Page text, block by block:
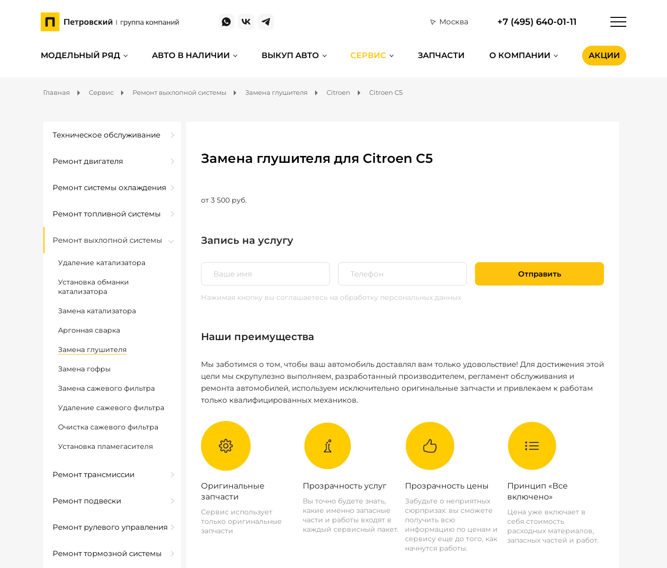
Москва +7 (495) 640-01-11
МОДЕЛЬНЫЙ РЯД АВТО В НАЛИЧИИ ВЫКУП АВТО СЕРВИС ЗАПЧАСТИ О КОМПАНИИ АКЦИИ
Главная Сервис Ремонт выхлопной системы Замена глушителя Citroen Citroen C5
Техническое обслуживание
Ремонт двигателя
Ремонт системы охлаждения
Ремонт топливной системы
Ремонт выхлопной системы
Удаление катализатора
Установка обманки
катализатора
Замена катализатора
Аргонная сварка
Замена глушителя
Замена гофры
Замена сажевого фильтра
Удаление сажевого фильтра
Очистка сажевого фильтра
Установка пламегасителя
Ремонт трансмиссии
Ремонт подвески
Ремонт рулевого управления
Ремонт тормозной системы
Замена глушителя для Citroen C5
от 3 500 руб.
Запись на услугу
Отправить
Нажимая кнопку вы соглашаетесь на обработку персональных данных
Наши преимущества
Мы заботимся о том, чтобы ваш автомобиль доставлял вам только удовольствие! Для достижения этой
цели мы скрупулезно выполняем, разработанный производителем, регламент обслуживания и
ремонта автомобилей, используем исключительно оригинальные запчасти и привлекаем к работам
только квалифицированных механиков.
Оригинальные
запчасти
Сервис использует
только оригинальные
запчасти
Прозрачность услуг
Вы точно будете знать,
какие именно запасные
части и работы входят в
каждый сервисный пакет.
Прозрачность цены
Забудьте о неприятных
сюрпризах: вы сможете
получить всю
информацию по ценам и
сервису еще до того, как
начнутся работы.
Принцип «Все
включено»
Цена уже включает в
себя стоимость
расходных материалов,
запасных частей и работ.